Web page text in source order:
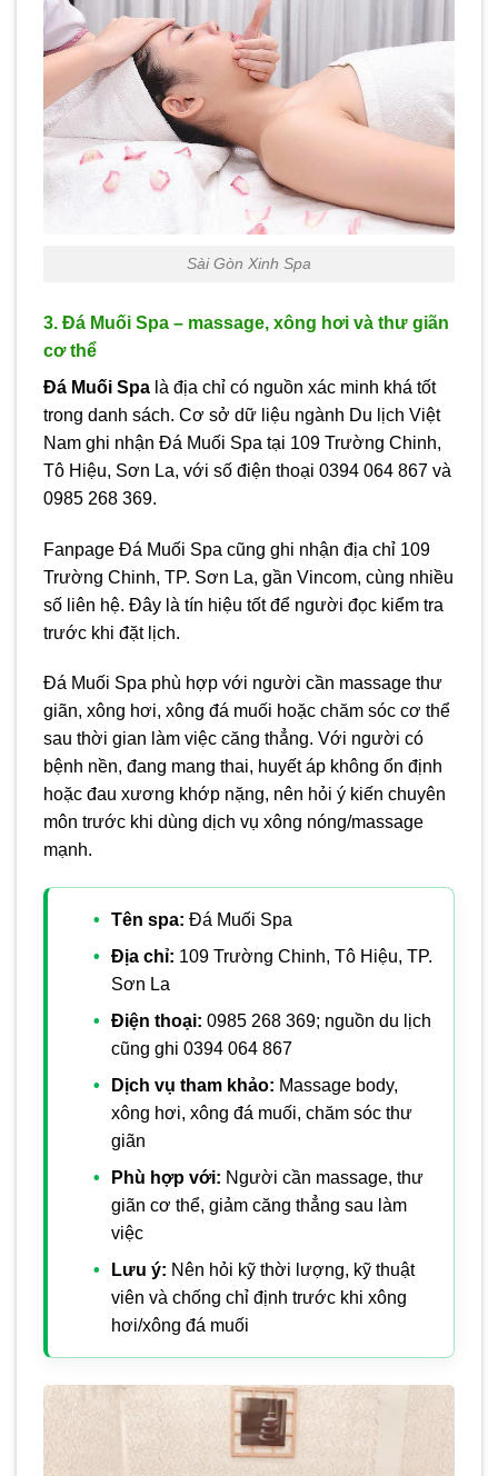
Sài Gòn Xinh Spa
3. Đá Muối Spa – massage, xông hơi và thư giãn
cơ thể
Đá Muối Spa là địa chỉ có nguồn xác minh khá tốt
trong danh sách. Cơ sở dữ liệu ngành Du lịch Việt
Nam ghi nhận Đá Muối Spa tại 109 Trường Chinh,
Tô Hiệu, Sơn La, với số điện thoại 0394 064 867 và
0985 268 369.
Fanpage Đá Muối Spa cũng ghi nhận địa chỉ 109
Trường Chinh, TP. Sơn La, gần Vincom, cùng nhiều
số liên hệ. Đây là tín hiệu tốt để người đọc kiểm tra
trước khi đặt lịch.
Đá Muối Spa phù hợp với người cần massage thư
giãn, xông hơi, xông đá muối hoặc chăm sóc cơ thể
sau thời gian làm việc căng thẳng. Với người có
bệnh nền, đang mang thai, huyết áp không ổn định
hoặc đau xương khớp nặng, nên hỏi ý kiến chuyên
môn trước khi dùng dịch vụ xông nóng/massage
mạnh.
Tên spa: Đá Muối Spa
Địa chỉ: 109 Trường Chinh, Tô Hiệu, TP.
Sơn La
Điện thoại: 0985 268 369; nguồn du lịch
cũng ghi 0394 064 867
Dịch vụ tham khảo: Massage body,
xông hơi, xông đá muối, chăm sóc thư
giãn
Phù hợp với: Người cần massage, thư
giãn cơ thể, giảm căng thẳng sau làm
việc
Lưu ý: Nên hỏi kỹ thời lượng, kỹ thuật
viên và chống chỉ định trước khi xông
hơi/xông đá muối